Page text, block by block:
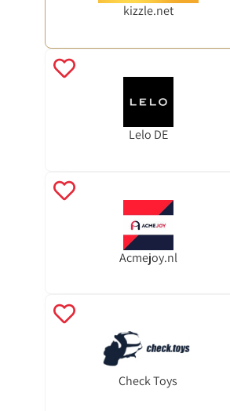
kizzle.net
Lelo DE
Acmejoy.nl
Check Toys